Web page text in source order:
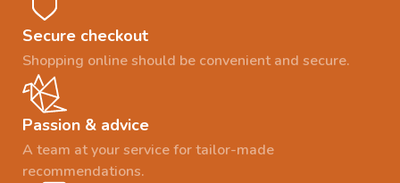
Secure checkout
Shopping online should be convenient and secure.
Passion & advice
A team at your service for tailor-made
recommendations.